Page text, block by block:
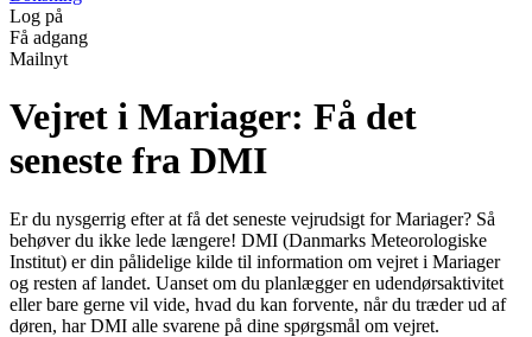
Log på
Få adgang
Mailnyt
Vejret i Mariager: Få det
seneste fra DMI
Er du nysgerrig efter at få det seneste vejrudsigt for Mariager? Så
behøver du ikke lede længere! DMI (Danmarks Meteorologiske
Institut) er din pålidelige kilde til information om vejret i Mariager
og resten af landet. Uanset om du planlægger en udendørsaktivitet
eller bare gerne vil vide, hvad du kan forvente, når du træder ud af
døren, har DMI alle svarene på dine spørgsmål om vejret.